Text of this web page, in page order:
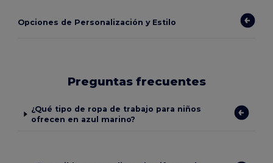
Opciones de Personalización y Estilo
Preguntas frecuentes
¿Qué tipo de ropa de trabajo para niños
ofrecen en azul marino?